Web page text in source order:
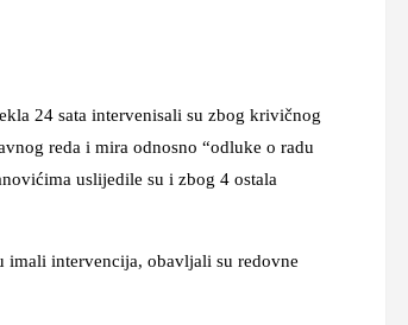
24 sata intervenisali su zbog krivičnog
reda i mira odnosno “odluke o radu
uslijedile su i zbog 4 ostala
intervencija, obavljali su redovne